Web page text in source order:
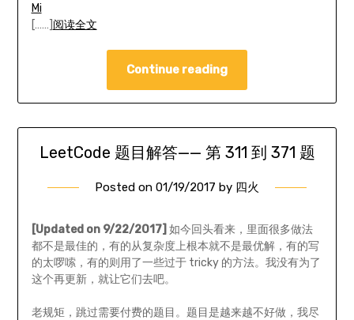
Mi
[……] 阅读全文
Continue reading
LeetCode 题目解答—— 第 311 到 371 题
Posted on 01/19/2017 by 四火
[Updated on 9/22/2017] 如今回头看来，里面很多做法
都不是最佳的，有的从复杂度上根本就不是最优解，有的写
的太啰嗦，有的则用了一些过于 tricky 的方法。我没有为了
这个再更新，就让它们去吧。
老规矩，跳过需要付费的题目。题目是越来越不好做，我尽